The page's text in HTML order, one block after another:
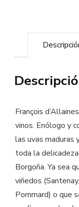
d'Allaines
cantidad
François
vinos. Enólogo y
las uvas maduras
toda la
Borgoña. Ya sea
viñedos
Pommard) o que